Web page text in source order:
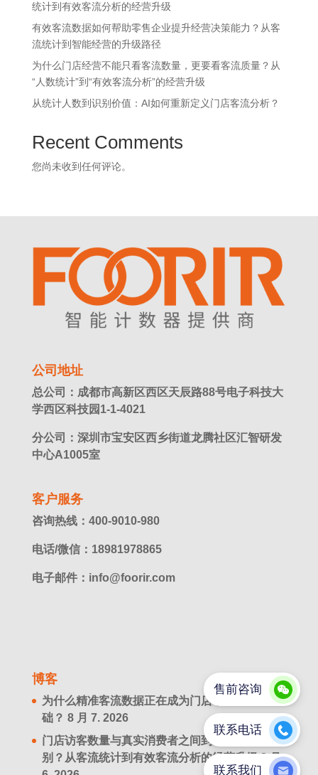
统计到有效客流分析的经营升级
有效客流数据如何帮助零售企业提升经营决策能力？从客
流统计到智能经营的升级路径
为什么门店经营不能只看客流数量，更要看客流质量？从
“人数统计”到“有效客流分析”的经营升级
从统计人数到识别价值：AI如何重新定义门店客流分析？
Recent Comments
您尚未收到任何评论。
公司地址
总公司：成都市高新区西区天辰路88号电子科技大
学西区科技园1-1-4021
分公司：深圳市宝安区西乡街道龙腾社区汇智研发
中心A1005室
客户服务
咨询热线：400-9010-980
电话/微信：18981978865
电子邮件：info@foorir.com
博客
为什么精准客流数据正在成为门店增长的新基
础？ 8 月 7. 2026
门店访客数量与真实消费者之间到底有什么区
别？从客流统计到有效客流分析的经营升级 8 月